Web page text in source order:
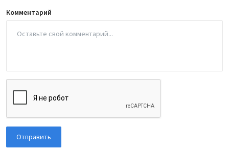
Комментарий
Отправить